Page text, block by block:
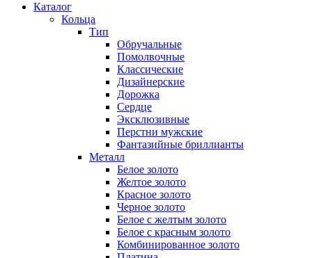
Каталог
Кольца
Тип
Обручальные
Помолвочные
Классические
Дизайнерские
Дорожка
Сердце
Эксклюзивные
Перстни мужские
Фантазийные бриллианты
Металл
Белое золото
Желтое золото
Красное золото
Черное золото
Белое с желтым золото
Белое с красным золото
Комбинированное золото